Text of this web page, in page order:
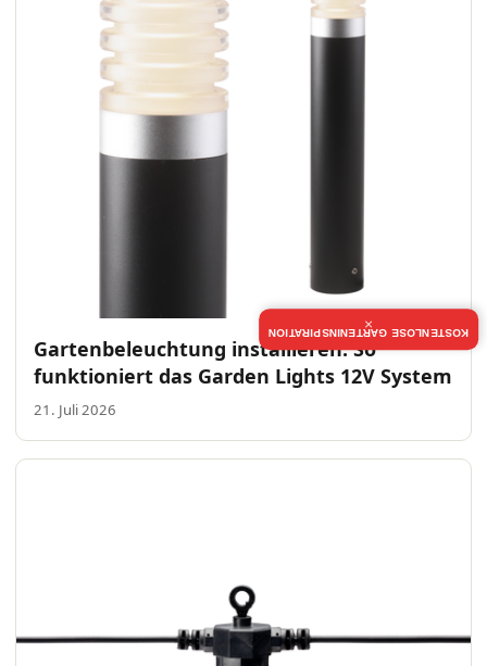
Gartenbeleuchtung installieren: So
funktioniert das Garden Lights 12V System
21. Juli 2026
KOSTENLOSE GARTENINSPIRATION
×